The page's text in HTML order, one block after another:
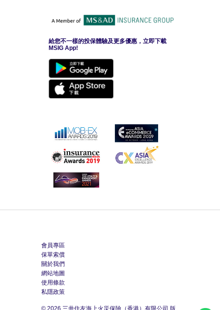
給您不一樣的投保體驗及更多優惠，立即下載
MSIG App!
會員專區
保單索償
關於我們
網站地圖
使用條款
私隱政策
© 2026 三井住友海上火災保險（香港）有限公司 版